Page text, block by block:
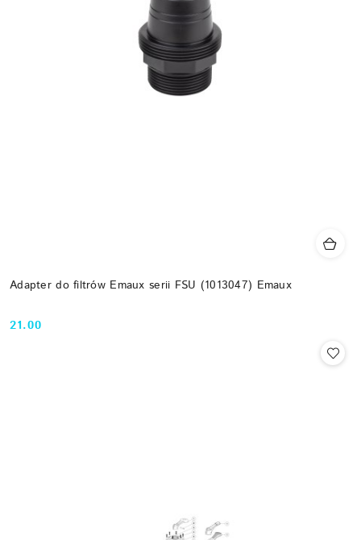
Adapter do filtrów Emaux serii FSU (1013047) Emaux
Cena:
21.00